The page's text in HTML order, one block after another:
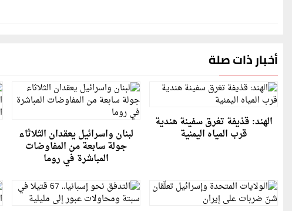
أخبار ذات صلة
الهند: قذيفة تغرق سفينة هندية
قرب المياه اليمنية لبنان واسرائيل يعقدان الثلاثاء
جولة سابعة من المفاوضات
المباشرة في روما